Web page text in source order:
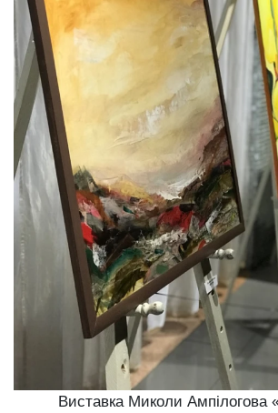
Виставка Миколи Ампілогова